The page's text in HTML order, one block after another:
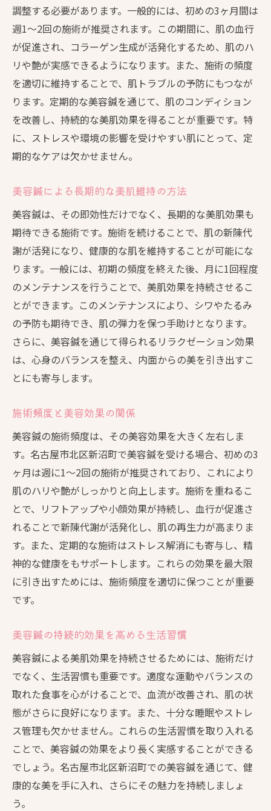
調整する必要があります。一般的には、初めの3ヶ月間は
週1〜2回の施術が推奨されます。この期間に、肌の血行
が促進され、コラーゲン生成が活発化するため、肌のハ
リや艶が実感できるようになります。また、施術の頻度
を適切に維持することで、肌トラブルの予防にもつなが
ります。定期的な美容鍼を通じて、肌のコンディション
を改善し、持続的な美肌効果を得ることが重要です。特
に、ストレスや環境の影響を受けやすい肌にとって、定
期的なケアは欠かせません。
美容鍼による長期的な美肌維持の方法
美容鍼は、その即効性だけでなく、長期的な美肌効果も
期待できる施術です。施術を続けることで、肌の新陳代
謝が活発になり、健康的な肌を維持することが可能にな
ります。一般には、初期の頻度を終えた後、月に1回程度
のメンテナンスを行うことで、美肌効果を持続させるこ
とができます。このメンテナンスにより、シワやたるみ
の予防も期待でき、肌の弾力を保つ手助けとなります。
さらに、美容鍼を通じて得られるリラクゼーション効果
は、心身のバランスを整え、内面からの美を引き出すこ
とにも寄与します。
施術頻度と美容効果の関係
美容鍼の施術頻度は、その美容効果を大きく左右しま
す。名古屋市北区新沼町で美容鍼を受ける場合、初めの3
ヶ月は週に1～2回の施術が推奨されており、これにより
肌のハリや艶がしっかりと向上します。施術を重ねるこ
とで、リフトアップや小顔効果が持続し、血行が促進さ
れることで新陳代謝が活発化し、肌の再生力が高まりま
す。また、定期的な施術はストレス解消にも寄与し、精
神的な健康をもサポートします。これらの効果を最大限
に引き出すためには、施術頻度を適切に保つことが重要
です。
美容鍼の持続的効果を高める生活習慣
美容鍼による美肌効果を持続させるためには、施術だけ
でなく、生活習慣も重要です。適度な運動やバランスの
取れた食事を心がけることで、血流が改善され、肌の状
態がさらに良好になります。また、十分な睡眠やストレ
ス管理も欠かせません。これらの生活習慣を取り入れる
ことで、美容鍼の効果をより長く実感することができる
でしょう。名古屋市北区新沼町での美容鍼を通じて、健
康的な美を手に入れ、さらにその魅力を持続しましょ
う。